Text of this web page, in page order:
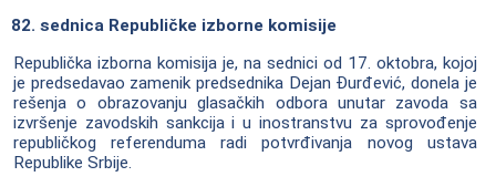
82. sednica Republičke izborne komisije
Republička izborna komisija je, na sednici od 17. oktobra, kojoj
je predsedavao zamenik predsednika Dejan Đurđević, donela je
rešenja o obrazovanju glasačkih odbora unutar zavoda sa
izvršenje zavodskih sankcija i u inostranstvu za sprovođenje
republičkog referenduma radi potvrđivanja novog ustava
Republike Srbije.